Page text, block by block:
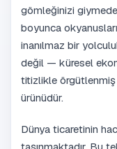
gömleğinizi
boyunca
inanılmaz bir
değil — küresel
titizlikle örgütlenmiş
ürünüdür.
Dünya ticaretinin